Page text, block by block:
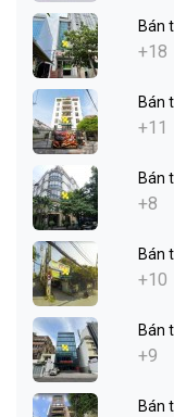
Bán
+18
Bán
+11
Bán
+8
Bán
+10
Bán
+9
Bán